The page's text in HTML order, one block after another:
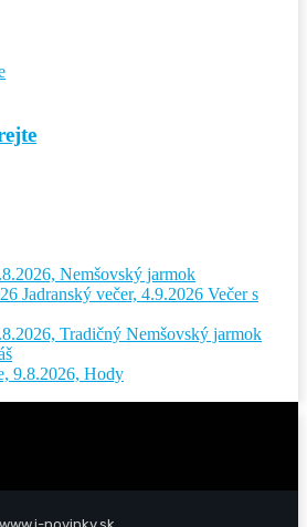
Nemšovský jarmok
Jadranský večer, 4.9.2026 Večer s
Tradičný Nemšovský jarmok
9.8.2026, Hody